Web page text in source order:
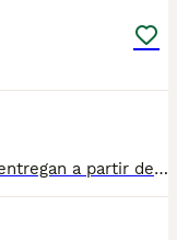
FINANCIAMOS. perritos preciosos, se entregan a partir de 2 meses y medio de edad, con mínimo 2 vacunas y 2 desparasitaciones. Se entregan con garantía vírica y genética. Con el microchip, su cartilla oficial, contrato de compra y factura. Compra responsablemente en un criador especializado, oficial y homologado con núcleo zoológico. Llámanos para más información. Los precios varían en función de la raza, edad, color y línea del cachorros